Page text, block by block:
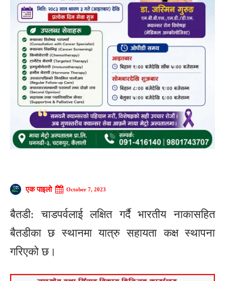
एक पाइलो October 7, 2023
बैतडी: चाडपर्वलाई लक्षित गर्दै भारतीय नाकासहित
बैतडीका छ स्थानमा यात्रु सहायता कक्ष स्थापना
गरिएको छ।